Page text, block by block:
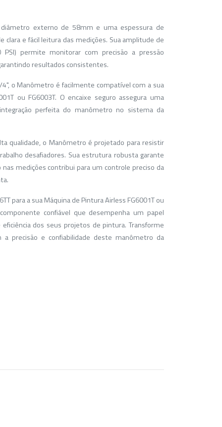
externo de 58mm e uma espessura de
clara e fácil leitura das medições. Sua amplitude de
PSI) permite monitorar com precisão a pressão
resultados consistentes.
o Manômetro é facilmente compatível com a sua
ou FG6003T. O encaixe seguro assegura uma
perfeita do manômetro no sistema da
qualidade, o Manômetro é projetado para resistir
desafiadores. Sua estrutura robusta garante
medições contribui para um controle preciso da
para a sua Máquina de Pintura Airless FG6001T ou
confiável que desempenha um papel
dos seus projetos de pintura. Transforme
a precisão e confiabilidade deste manômetro da